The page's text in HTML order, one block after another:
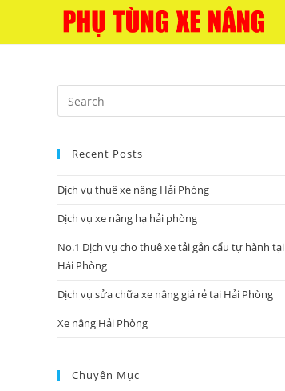
content
Recent Posts
Dịch vụ thuê xe nâng Hải Phòng
Dịch vụ xe nâng hạ hải phòng
No.1 Dịch vụ cho thuê xe tải gắn cẩu tự hành tại
Hải Phòng
Dịch vụ sửa chữa xe nâng giá rẻ tại Hải Phòng
Xe nâng Hải Phòng
Chuyên Mục